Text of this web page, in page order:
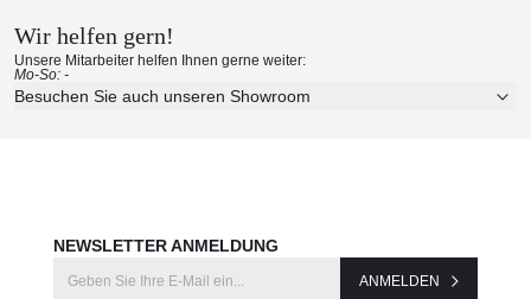
Alexander Rose
Erleben Sie unsere Stoffe und Materialien ganz in Ruhe in
Ihren eigenen vier Wänden.
Aktuelle Originalstoffe des Herstellers
Wir helfen gern!
Unsere Mitarbeiter helfen Ihnen gerne weiter:
Mo-So: -
Besuchen Sie auch unseren Showroom
NEWSLETTER ANMELDUNG
ANMELDEN